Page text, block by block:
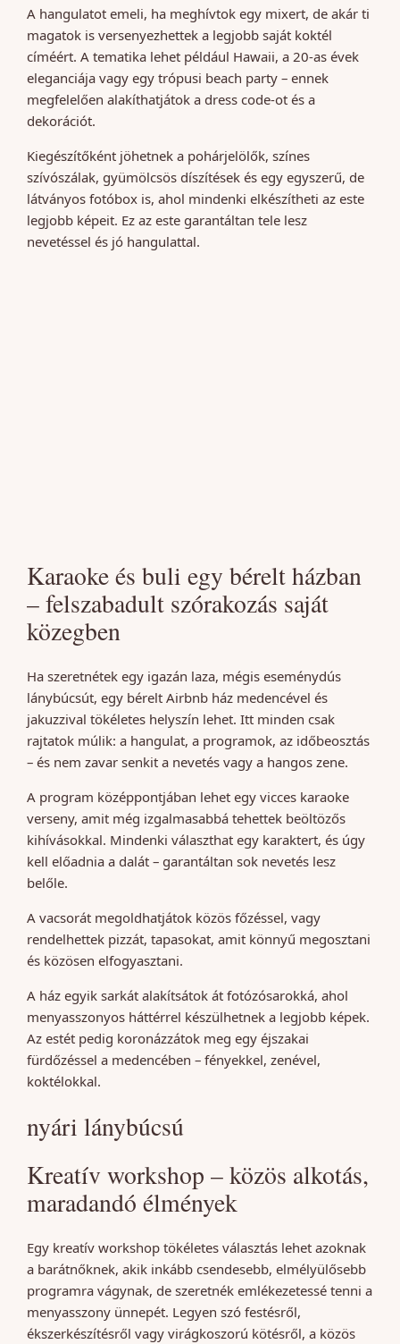
A hangulatot emeli, ha meghívtok egy mixert, de akár ti
magatok is versenyezhettek a legjobb saját koktél
címéért. A tematika lehet például Hawaii, a 20-as évek
eleganciája vagy egy trópusi beach party – ennek
megfelelően alakíthatjátok a dress code-ot és a
dekorációt.
Kiegészítőként jöhetnek a pohárjelölők, színes
szívószálak, gyümölcsös díszítések és egy egyszerű, de
látványos fotóbox is, ahol mindenki elkészítheti az este
legjobb képeit. Ez az este garantáltan tele lesz
nevetéssel és jó hangulattal.
Karaoke és buli egy bérelt házban
– felszabadult szórakozás saját
közegben
Ha szeretnétek egy igazán laza, mégis eseménydús
lánybúcsút, egy bérelt Airbnb ház medencével és
jakuzzival tökéletes helyszín lehet. Itt minden csak
rajtatok múlik: a hangulat, a programok, az időbeosztás
– és nem zavar senkit a nevetés vagy a hangos zene.
A program középpontjában lehet egy vicces karaoke
verseny, amit még izgalmasabbá tehettek beöltözős
kihívásokkal. Mindenki választhat egy karaktert, és úgy
kell előadnia a dalát – garantáltan sok nevetés lesz
belőle.
A vacsorát megoldhatjátok közös főzéssel, vagy
rendelhettek pizzát, tapasokat, amit könnyű megosztani
és közösen elfogyasztani.
A ház egyik sarkát alakítsátok át fotózósarokká, ahol
menyasszonyos háttérrel készülhetnek a legjobb képek.
Az estét pedig koronázzátok meg egy éjszakai
fürdőzéssel a medencében – fényekkel, zenével,
koktélokkal.
nyári lánybúcsú
Kreatív workshop – közös alkotás,
maradandó élmények
Egy kreatív workshop tökéletes választás lehet azoknak
a barátnőknek, akik inkább csendesebb, elmélyülősebb
programra vágynak, de szeretnék emlékezetessé tenni a
menyasszony ünnepét. Legyen szó festésről,
ékszerkészítésről vagy virágkoszorú kötésről, a közös